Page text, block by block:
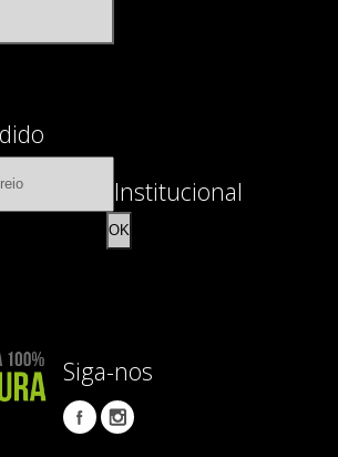
OK
Institucional
Siga-nos